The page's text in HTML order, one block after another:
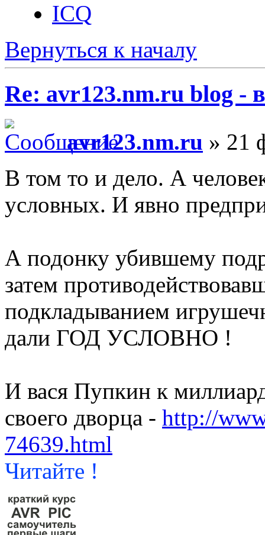
ICQ
Вернуться к началу
Re: avr123.nm.ru blog -
avr123.nm.ru » 21
В том то и дело. А
условных. И явно
А подонку убившему
затем
подкладыванием
дали ГОД УСЛОВНО !
И вася Пупкин к
своего дворца - http://
74639.html
Читайте !